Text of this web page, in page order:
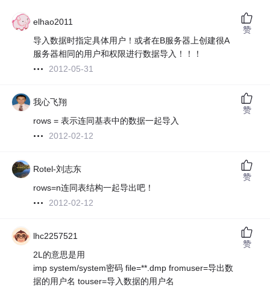
elhao2011
导入数据时指定具体用户！或者在B服务器上创建很A
服务器相同的用户和权限进行数据导入！！！
2012-05-31
赞
我心飞翔
rows = 表示连同基表中的数据一起导入
2012-02-12
赞
Rotel-刘志东
rows=n连同表结构一起导出吧！
2012-02-12
赞
lhc2257521
2L的意思是用
imp system/system密码 file=**.dmp fromuser=导出数
据的用户名 touser=导入数据的用户名
赞